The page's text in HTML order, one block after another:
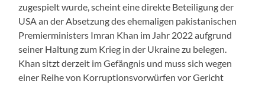
zugespielt wurde, scheint eine direkte Beteiligung der
USA an der Absetzung des ehemaligen pakistanischen
Premierministers Imran Khan im Jahr 2022 aufgrund
seiner Haltung zum Krieg in der Ukraine zu belegen.
Khan sitzt derzeit im Gefängnis und muss sich wegen
einer Reihe von Korruptionsvorwürfen vor Gericht